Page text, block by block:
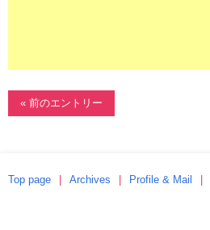
« 前のエントリー
Top page Archives Profile & Mail